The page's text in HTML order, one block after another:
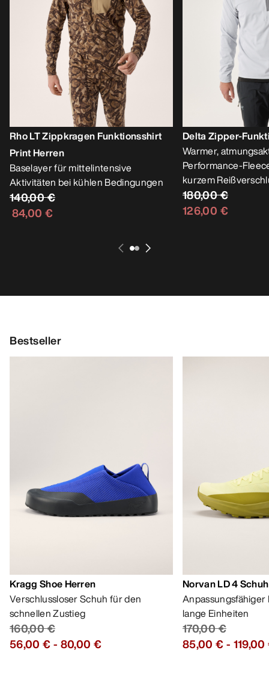
Rho LT Zippkragen Funktionsshirt
Print Herren
Baselayer für mittelintensive
Aktivitäten bei kühlen Bedingungen
140,00 €
84,00 €
Delta Zipper-
Warmer,
Performance-
kurzem
180,00 €
126,00 €
Bestseller
Kragg Shoe Herren
Verschlussloser Schuh für den
schnellen Zustieg
160,00 €
56,00 €- 80,00 €
Norvan LD 4
lange Einheiten
170,00 €
85,00 €-